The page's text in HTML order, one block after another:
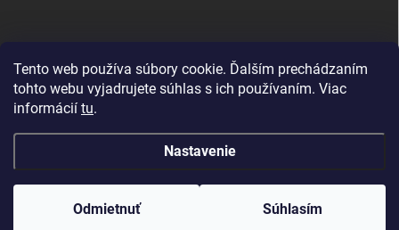
Tento web používa súbory cookie. Ďalším prechádzaním
tohto webu vyjadrujete súhlas s ich používaním. Viac
informácií tu.
Nastavenie
Odmietnuť Súhlasím
Created by Gaelta